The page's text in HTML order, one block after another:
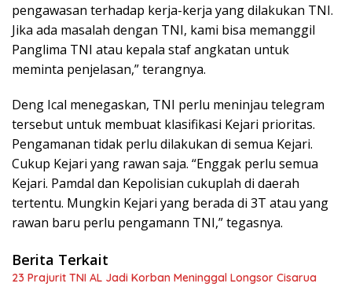
pengawasan terhadap kerja-kerja yang dilakukan TNI.
Jika ada masalah dengan TNI, kami bisa memanggil
Panglima TNI atau kepala staf angkatan untuk
meminta penjelasan,” terangnya.
Deng Ical menegaskan, TNI perlu meninjau telegram
tersebut untuk membuat klasifikasi Kejari prioritas.
Pengamanan tidak perlu dilakukan di semua Kejari.
Cukup Kejari yang rawan saja. “Enggak perlu semua
Kejari. Pamdal dan Kepolisian cukuplah di daerah
tertentu. Mungkin Kejari yang berada di 3T atau yang
rawan baru perlu pengamann TNI,” tegasnya.
Berita Terkait
23 Prajurit TNI AL Jadi Korban Meninggal Longsor Cisarua